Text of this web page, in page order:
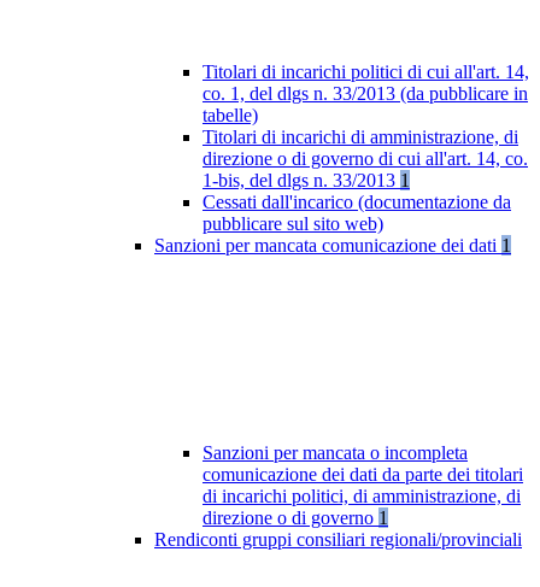
Titolari di incarichi politici di cui all'art. 14,
co. 1, del dlgs n. 33/2013 (da pubblicare in
tabelle)
Titolari di incarichi di amministrazione, di
direzione o di governo di cui all'art. 14, co.
1-bis, del dlgs n. 33/2013 1
Cessati dall'incarico (documentazione da
pubblicare sul sito web)
Sanzioni per mancata comunicazione dei dati 1
Sanzioni per mancata o incompleta
comunicazione dei dati da parte dei titolari
di incarichi politici, di amministrazione, di
direzione o di governo 1
Rendiconti gruppi consiliari regionali/provinciali